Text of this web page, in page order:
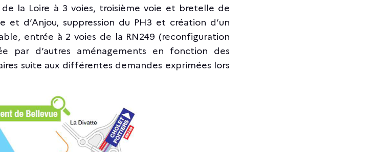
la Loire à 3 voies, troisième voie et bretelle de
d’Anjou, suppression du PH3 et création d’un
entrée à 2 voies de la RN249 (reconfiguration
par d’autres aménagements en fonction des
suite aux différentes demandes exprimées lors